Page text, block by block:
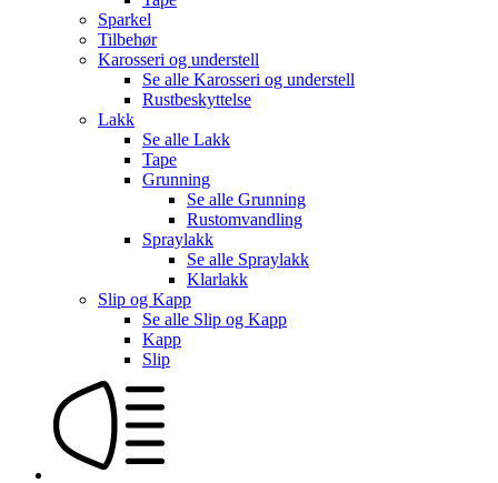
Sparkel
Tilbehør
Karosseri og understell
Se alle Karosseri og understell
Rustbeskyttelse
Lakk
Se alle Lakk
Tape
Grunning
Se alle Grunning
Rustomvandling
Spraylakk
Se alle Spraylakk
Klarlakk
Slip og Kapp
Se alle Slip og Kapp
Kapp
Slip